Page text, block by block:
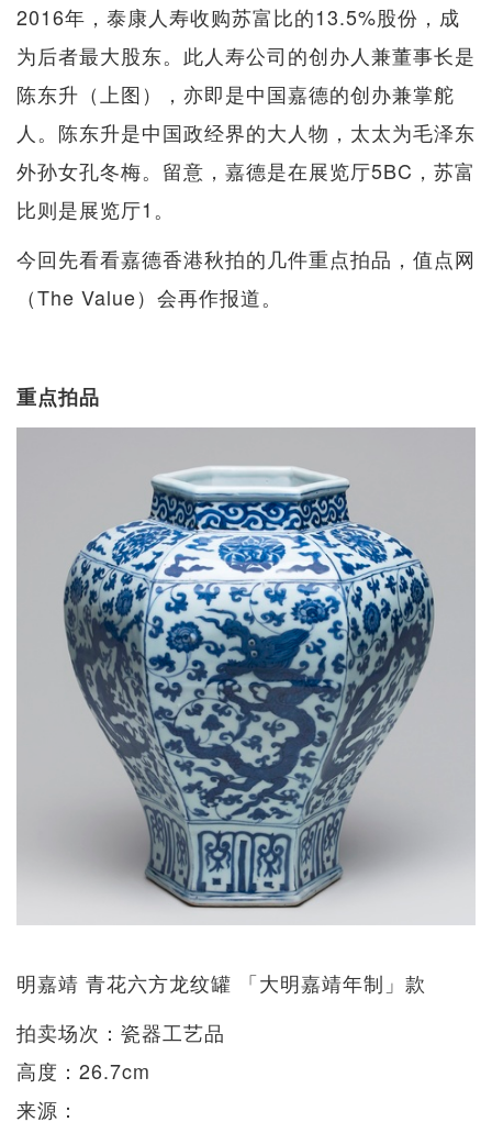
2016年，泰康人寿收购苏富比的13.5%股份，成
为后者最大股东。此人寿公司的创办人兼董事长是
陈东升（上图），亦即是中国嘉德的创办兼掌舵
人。陈东升是中国政经界的大人物，太太为毛泽东
外孙女孔冬梅。留意，嘉德是在展览厅5BC，苏富
比则是展览厅1。
今回先看看嘉德香港秋拍的几件重点拍品，值点网
（The Value）会再作报道。
重点拍品
明嘉靖 青花六方龙纹罐 「大明嘉靖年制」款
拍卖场次：瓷器工艺品
高度：26.7cm
来源：